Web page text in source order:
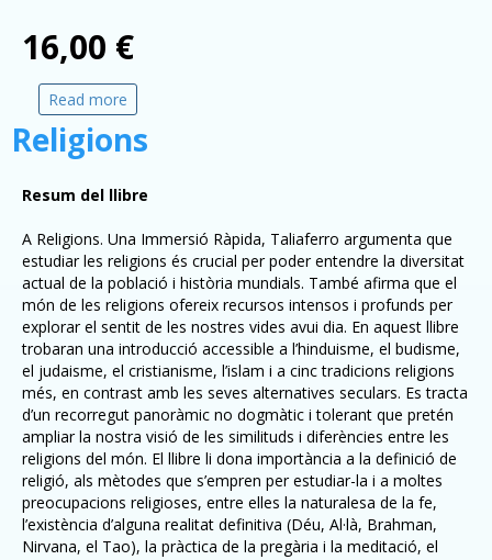
16,00 €
Read more
Religions
Resum del llibre
A Religions. Una Immersió Ràpida, Taliaferro argumenta que
estudiar les religions és crucial per poder entendre la diversitat
actual de la població i història mundials. També afirma que el
món de les religions ofereix recursos intensos i profunds per
explorar el sentit de les nostres vides avui dia. En aquest llibre
trobaran una introducció accessible a l’hinduisme, el budisme,
el judaisme, el cristianisme, l’islam i a cinc tradicions religions
més, en contrast amb les seves alternatives seculars. Es tracta
d’un recorregut panoràmic no dogmàtic i tolerant que pretén
ampliar la nostra visió de les similituds i diferències entre les
religions del món. El llibre li dona importància a la definició de
religió, als mètodes que s’empren per estudiar-la i a moltes
preocupacions religioses, entre elles la naturalesa de la fe,
l’existència d’alguna realitat definitiva (Déu, Al·là, Brahman,
Nirvana, el Tao), la pràctica de la pregària i la meditació, el